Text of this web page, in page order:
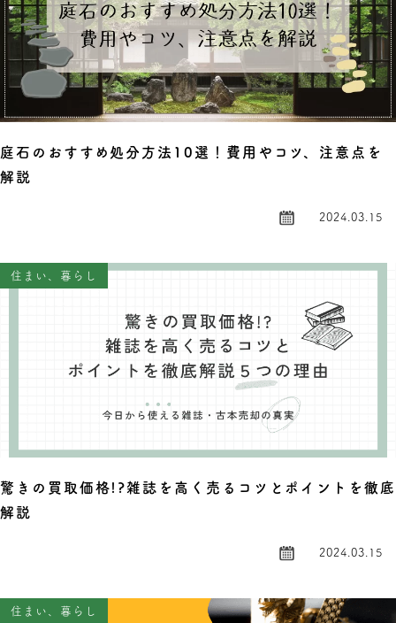
庭石のおすすめ処分方法10選！費用やコツ、注意点を
解説
2024.03.15
住まい、暮らし
驚きの買取価格!?雑誌を高く売るコツとポイントを徹底
解説
2024.03.15
住まい、暮らし